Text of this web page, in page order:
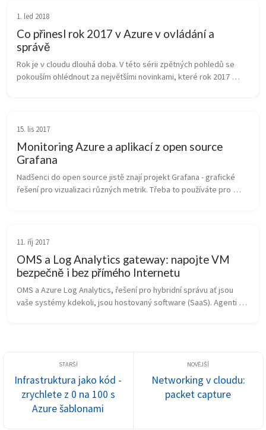
1. led 2018
Co přinesl rok 2017 v Azure v ovládání a
správě
Rok je v cloudu dlouhá doba. V této sérii zpětných pohledů se
pokouším ohlédnout za největšími novinkami, které rok 2017
15. lis 2017
Monitoring Azure a aplikací z open source
Grafana
Nadšenci do open source jistě znají projekt Grafana - grafické
řešení pro vizualizaci různých metrik. Třeba to používáte pro
11. říj 2017
OMS a Log Analytics gateway: napojte VM
bezpečně i bez přímého Internetu
OMS a Azure Log Analytics, řešení pro hybridní správu ať jsou
vaše systémy kdekoli, jsou hostovaný software (SaaS). Agenti v
Infrastruktura jako kód -
zrychlete z 0 na 100 s
Azure šablonami
Networking v cloudu:
packet capture